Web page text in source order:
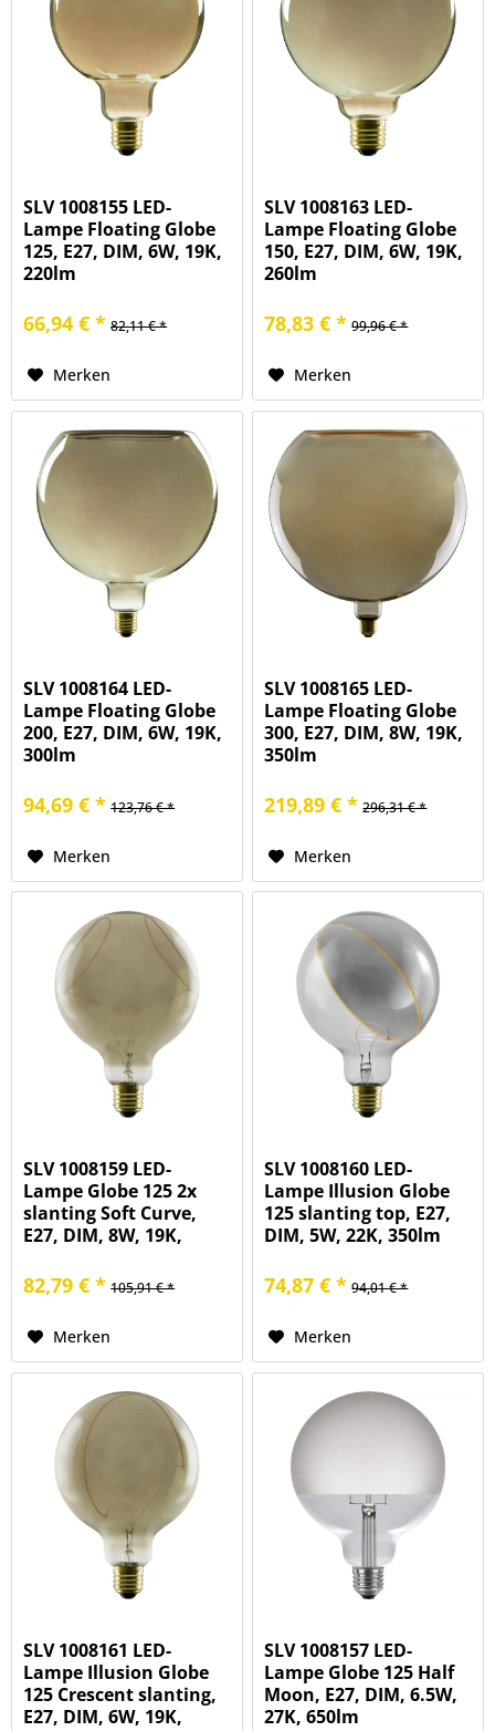
SLV 1008155 LED-
Lampe Floating Globe
125, E27, DIM, 6W, 19K,
220lm
66,94 € * 82,11 € *
Merken
SLV 1008163 LED-
Lampe Floating Globe
150, E27, DIM, 6W, 19K,
260lm
78,83 € * 99,96 € *
Merken
SLV 1008164 LED-
Lampe Floating Globe
200, E27, DIM, 6W, 19K,
300lm
94,69 € * 123,76 € *
Merken
SLV 1008165 LED-
Lampe Floating Globe
300, E27, DIM, 8W, 19K,
350lm
219,89 € * 296,31 € *
Merken
SLV 1008159 LED-
Lampe Globe 125 2x
slanting Soft Curve,
E27, DIM, 8W, 19K,
82,79 € * 105,91 € *
Merken
SLV 1008160 LED-
Lampe Illusion Globe
125 slanting top, E27,
DIM, 5W, 22K, 350lm
74,87 € * 94,01 € *
Merken
SLV 1008161 LED-
Lampe Illusion Globe
125 Crescent slanting,
E27, DIM, 6W, 19K,
SLV 1008157 LED-
Lampe Globe 125 Half
Moon, E27, DIM, 6.5W,
27K, 650lm